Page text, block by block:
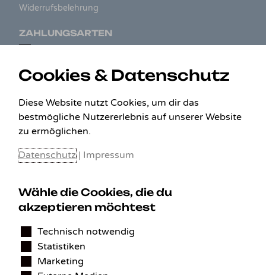
Widerrufsbelehrung
ZAHLUNGSARTEN
KONTAKT
Benedikt Stelzner
Autopflege Stelzner
Kohlgraben 2b
97799 Zeitlofs
Cookies & Datenschutz
Diese Website nutzt Cookies, um dir das
bestmögliche Nutzererlebnis auf unserer Website
zu ermöglichen.
Datenschutz | Impressum
Wähle die Cookies, die du
akzeptieren möchtest
Technisch notwendig
Statistiken
Marketing